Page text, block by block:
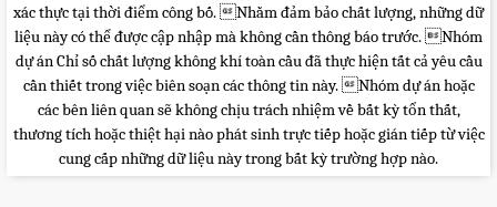
xác thực tại thời điểm công bố. Nhằm đảm bảo chất lượng, những dữ
liệu này có thể được cập nhập mà không cần thông báo trước. Nhóm
dự án Chỉ số chất lượng không khí toàn cầu đã thực hiện tất cả yêu cầu
cần thiết trong việc biên soạn các thông tin này. Nhóm dự án hoặc
các bên liên quan sẽ không chịu trách nhiệm về bất kỳ tổn thất,
thương tích hoặc thiệt hại nào phát sinh trực tiếp hoặc gián tiếp từ việc
cung cấp những dữ liệu này trong bất kỳ trường hợp nào.